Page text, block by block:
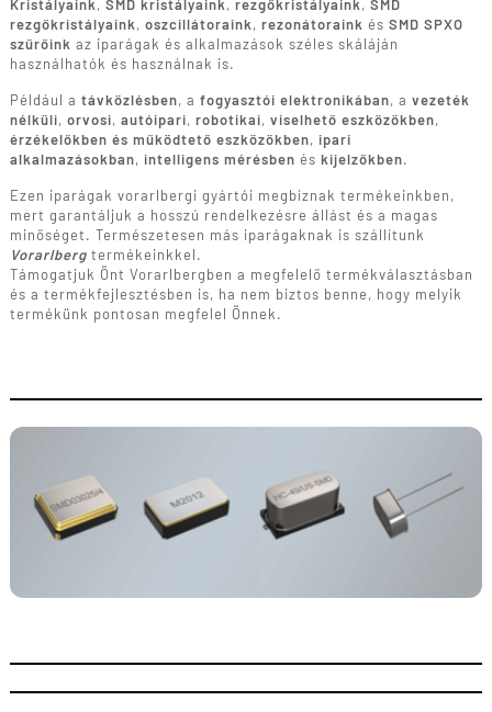
Kristályaink, SMD kristályaink, rezgőkristályaink, SMD
rezgőkristályaink, oszcillátoraink, rezonátoraink és SMD SPXO
szűrőink az iparágak és alkalmazások széles skáláján
használhatók és használnak is.
Például a távközlésben, a fogyasztói elektronikában, a vezeték
nélküli, orvosi, autóipari, robotikai, viselhető eszközökben,
érzékelőkben és működtető eszközökben, ipari
alkalmazásokban, intelligens mérésben és kijelzőkben.
Ezen iparágak vorarlbergi gyártói megbíznak termékeinkben,
mert garantáljuk a hosszú rendelkezésre állást és a magas
minőséget. Természetesen más iparágaknak is szállítunk
Vorarlberg termékeinkkel.
Támogatjuk Önt Vorarlbergben a megfelelő termékválasztásban
és a termékfejlesztésben is, ha nem biztos benne, hogy melyik
termékünk pontosan megfelel Önnek.